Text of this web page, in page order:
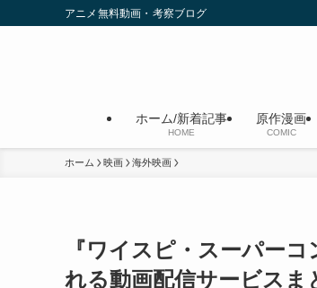
アニメ無料動画・考察ブログ
ホーム/新着記事
HOME
原作漫画
COMIC
ホーム 映画 海外映画
『ワイスピ・スーパー
れる動画配信サービスま